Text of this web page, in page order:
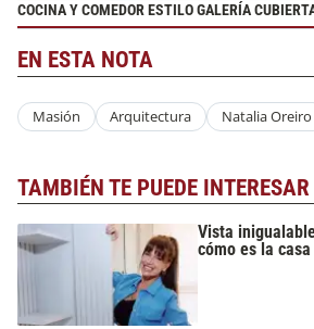
COCINA Y COMEDOR ESTILO GALERÍA
EN ESTA NOTA
Masión Arquitectura Natalia Oreiro
TAMBIÉN TE PUEDE INTERESAR
Vista
cómo es la